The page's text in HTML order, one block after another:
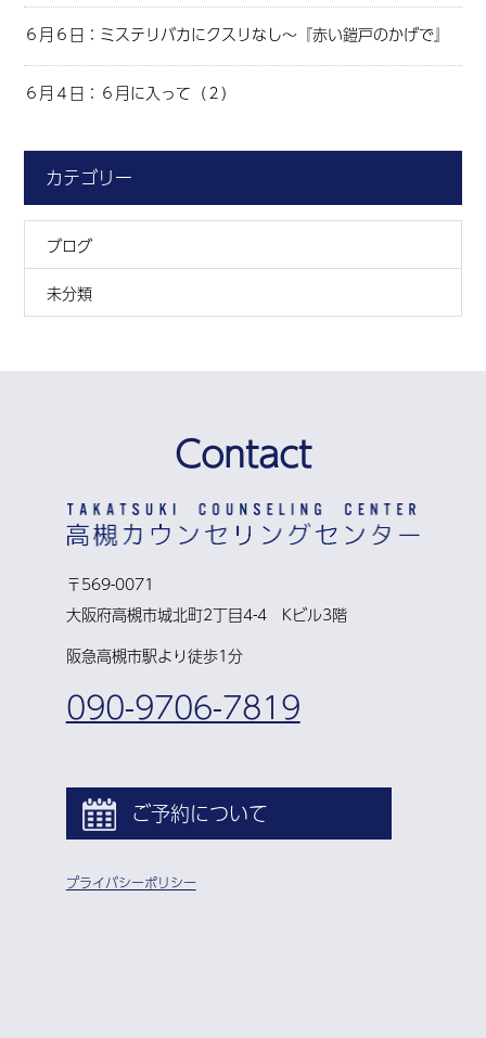
６月６日：ミステリバカにクスリなし～『赤い鎧戸のかげで』
６月４日：６月に入って（２）
カテゴリー
ブログ
未分類
Contact
〒569-0071
大阪府高槻市城北町2丁目4-4 Kビル3階
阪急高槻市駅より徒歩1分
090-9706-7819
ご予約について
プライバシーポリシー